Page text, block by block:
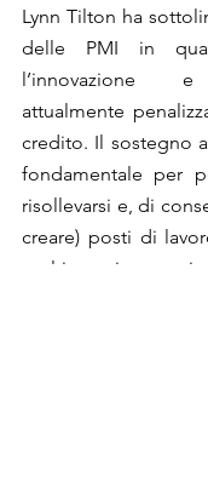
Lynn Tilton ha
delle PMI in
l’innovazione e
attualmente
credito. Il sostegno
fondamentale per
risollevarsi e, di
creare) posti di
molti paesi europei